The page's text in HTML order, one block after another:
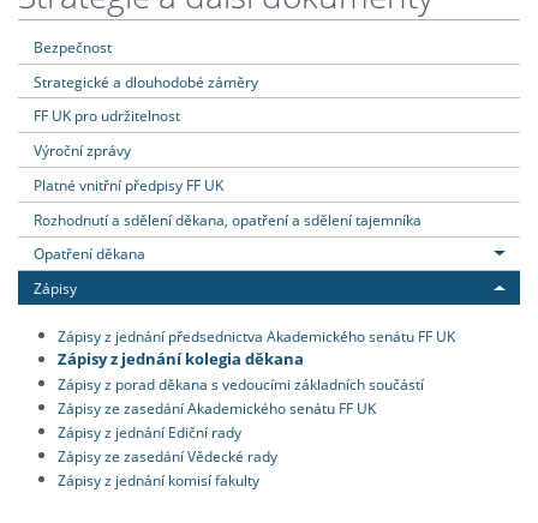
Bezpečnost
Strategické a dlouhodobé záměry
FF UK pro udržitelnost
Výroční zprávy
Platné vnitřní předpisy FF UK
Rozhodnutí a sdělení děkana, opatření a sdělení tajemníka
Opatření děkana
Zápisy
Zápisy z jednání předsednictva Akademického senátu FF UK
Zápisy z jednání kolegia děkana
Zápisy z porad děkana s vedoucími základních součástí
Zápisy ze zasedání Akademického senátu FF UK
Zápisy z jednání Ediční rady
Zápisy ze zasedání Vědecké rady
Zápisy z jednání komisí fakulty